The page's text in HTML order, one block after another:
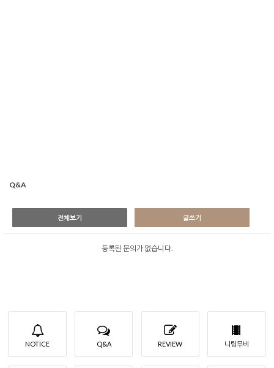
Q&A
전체보기 글쓰기
등록된 문의가 없습니다.
NOTICE Q&A REVIEW 니팅무비